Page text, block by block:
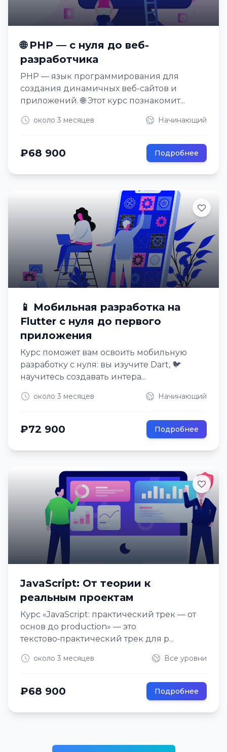
🌐 PHP — с нуля до веб-
разработчика
PHP — язык программирования для
создания динамичных веб-сайтов и
приложений. 🌐 Этот курс познакомит...
около 3 месяцев Начинающий
₽68 900 Подробнее
📱 Мобильная разработка на
Flutter с нуля до первого
приложения
Курс поможет вам освоить мобильную
разработку с нуля: вы изучите Dart, 🐦
научитесь создавать интера...
около 3 месяцев Начинающий
₽72 900 Подробнее
JavaScript: От теории к
реальным проектам
Курс «JavaScript: практический трек — от
основ до production» — это
текстово‑практический трек для р...
около 3 месяцев Все уровни
₽68 900 Подробнее